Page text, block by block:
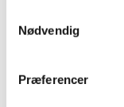
Nødvendig
Præferencer
almindelig sikkerhed
De af medlemmerne